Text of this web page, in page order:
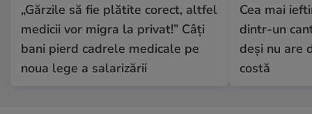
„Gărzile să fie plătite corect, altfel
medicii vor migra la privat!” Câți
bani pierd cadrele medicale pe
noua lege a salarizării
Cea mai
dintr-un
deși nu are
costă